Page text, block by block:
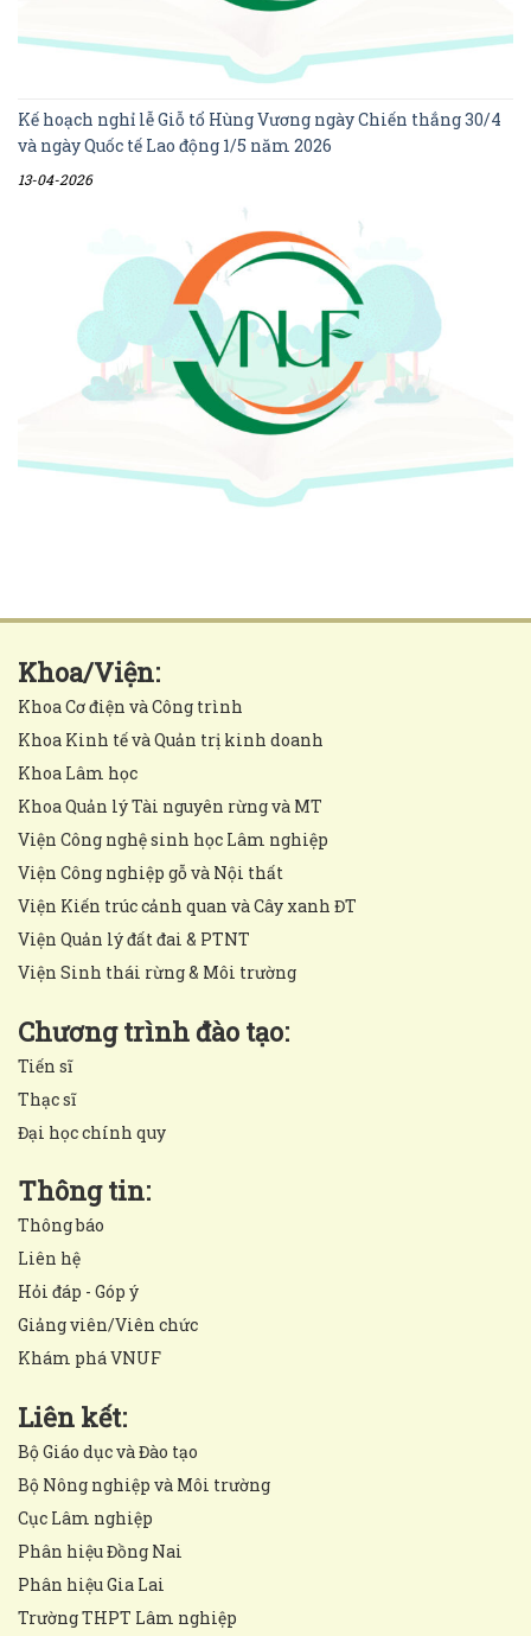
Kế hoạch nghỉ lễ Giỗ tổ Hùng Vương ngày Chiến thắng 30/4
và ngày Quốc tế Lao động 1/5 năm 2026
13-04-2026
Khoa/Viện:
Khoa Cơ điện và Công trình
Khoa Kinh tế và Quản trị kinh doanh
Khoa Lâm học
Khoa Quản lý Tài nguyên rừng và MT
Viện Công nghệ sinh học Lâm nghiệp
Viện Công nghiệp gỗ và Nội thất
Viện Kiến trúc cảnh quan và Cây xanh ĐT
Viện Quản lý đất đai & PTNT
Viện Sinh thái rừng & Môi trường
Chương trình đào tạo:
Tiến sĩ
Thạc sĩ
Đại học chính quy
Thông tin:
Thông báo
Liên hệ
Hỏi đáp - Góp ý
Giảng viên/Viên chức
Khám phá VNUF
Liên kết:
Bộ Giáo dục và Đào tạo
Bộ Nông nghiệp và Môi trường
Cục Lâm nghiệp
Phân hiệu Đồng Nai
Phân hiệu Gia Lai
Trường THPT Lâm nghiệp